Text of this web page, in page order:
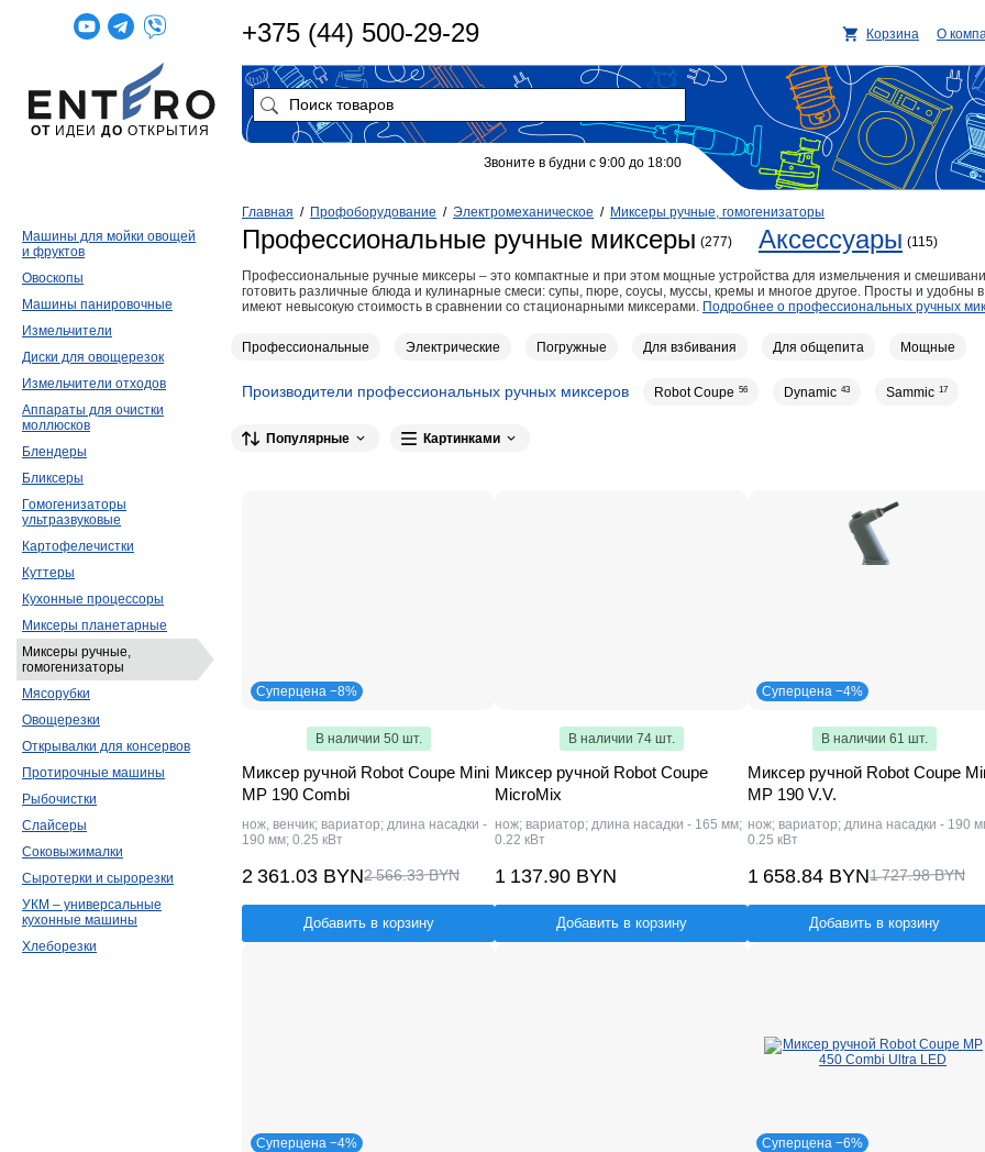
Главная / Профоборудование / Электромеханическое / Миксеры ручные, гомогенизаторы
Профессиональные ручные миксеры (277) Аксессуары (115)
Профессиональные ручные миксеры – это компактные и при этом мощные устройства для измельчения и
готовить различные блюда и кулинарные смеси: супы, пюре, соусы, муссы, кремы и многое другое. Просты и удобны
имеют невысокую стоимость в сравнении со стационарными миксерами. Подробнее о профессиональных ручных
Профессиональные Электрические Погружные Для взбивания Для общепита Мощные
Производители профессиональных ручных миксеров Robot Coupe 56 Dynamic 43 Sammic 17
Популярные Картинками
Суперцена −8%
В наличии 50 шт.
Миксер ручной Robot Coupe Mini
MP 190 Combi
нож, венчик; вариатор; длина насадки -
190 мм; 0.25 кВт
2 361.03 BYN2 566.33 BYN
Добавить в корзину
В наличии 74 шт.
Миксер ручной Robot Coupe
MicroMix
нож; вариатор; длина насадки - 165 мм;
0.22 кВт
1 137.90 BYN
Добавить в корзину
Суперцена −4%
В наличии 61 шт.
Миксер ручной Robot Coupe
MP 190 V.V.
нож; вариатор; длина насадки - 190
0.25 кВт
1 658.84 BYN1 727.98 BYN
Добавить в корзину
Суперцена −4% Суперцена −6%
Машины для мойки овощей
и фруктов
Овоскопы
Машины панировочные
Измельчители
Диски для овощерезок
Измельчители отходов
Аппараты для очистки
моллюсков
Блендеры
Бликсеры
Гомогенизаторы
ультразвуковые
Картофелечистки
Куттеры
Кухонные процессоры
Миксеры планетарные
Миксеры ручные,
гомогенизаторы
Мясорубки
Овощерезки
Открывалки для консервов
Протирочные машины
Рыбочистки
Слайсеры
Соковыжималки
Сыротерки и сырорезки
УКМ – универсальные
кухонные машины
Хлеборезки
ОТ ИДЕИ ДО ОТКРЫТИЯ
+375 (44) 500-29-29 Корзина О
Звоните в будни с 9:00 до 18:00